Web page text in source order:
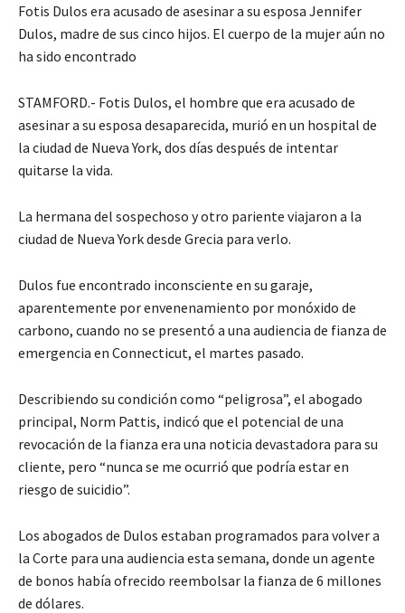
Fotis Dulos era acusado de asesinar a su esposa Jennifer
Dulos, madre de sus cinco hijos. El cuerpo de la mujer aún no
ha sido encontrado
STAMFORD.- Fotis Dulos, el hombre que era acusado de
asesinar a su esposa desaparecida, murió en un hospital de
la ciudad de Nueva York, dos días después de intentar
quitarse la vida.
La hermana del sospechoso y otro pariente viajaron a la
ciudad de Nueva York desde Grecia para verlo.
Dulos fue encontrado inconsciente en su garaje,
aparentemente por envenenamiento por monóxido de
carbono, cuando no se presentó a una audiencia de fianza de
emergencia en Connecticut, el martes pasado.
Describiendo su condición como “peligrosa”, el abogado
principal, Norm Pattis, indicó que el potencial de una
revocación de la fianza era una noticia devastadora para su
cliente, pero “nunca se me ocurrió que podría estar en
riesgo de suicidio”.
Los abogados de Dulos estaban programados para volver a
la Corte para una audiencia esta semana, donde un agente
de bonos había ofrecido reembolsar la fianza de 6 millones
de dólares.